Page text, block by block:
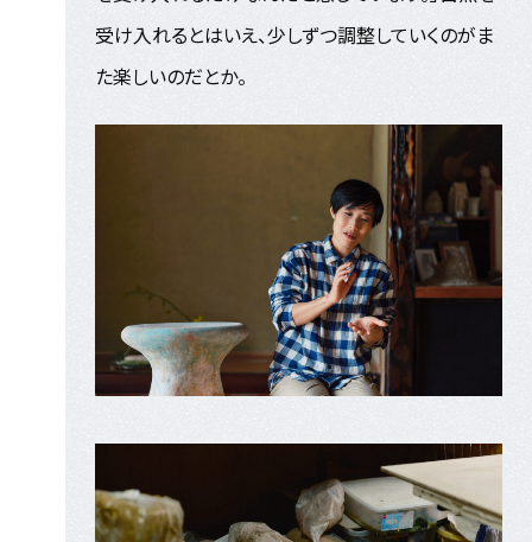
受け入れるとはいえ、少しずつ調整していくのがま
た楽しいのだとか。